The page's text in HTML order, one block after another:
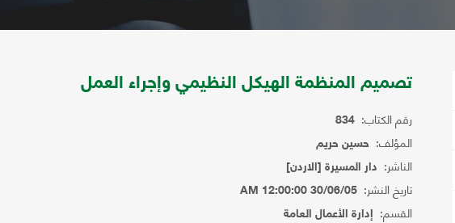
تصميم المنظمة الهيكل النظيمي وإجراء العمل
رقم الكتاب: 834
المؤلف: حسين حريم
الناشر: دار المسيرة [الاردن]
تاريخ النشر: 30/06/05 12:00:00 AM
القسم: إدارة الأعمال العامة